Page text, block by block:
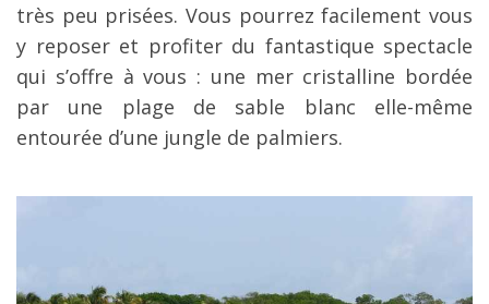
très peu prisées. Vous pourrez facilement vous
y reposer et profiter du fantastique spectacle
qui s’offre à vous : une mer cristalline bordée
par une plage de sable blanc elle-même
entourée d’une jungle de palmiers.